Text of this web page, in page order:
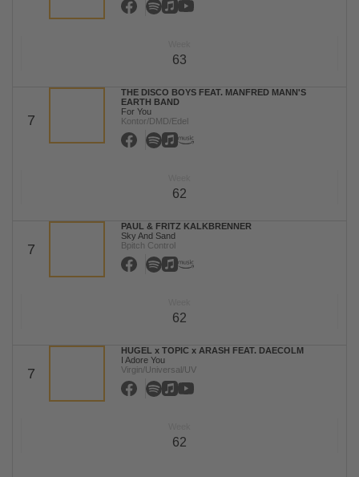
63
7
THE DISCO BOYS FEAT. MANFRED MANN'S
EARTH BAND
For You
Kontor/DMD/Edel
62
7
PAUL & FRITZ KALKBRENNER
Sky And Sand
Bpitch Control
62
7
HUGEL x TOPIC x ARASH FEAT. DAECOLM
I Adore You
Virgin/Universal/UV
62